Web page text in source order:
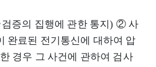
증의 집행에 관한 통지) ② 사
완료된 전기통신에 대하여 압
경우 그 사건에 관하여 검사